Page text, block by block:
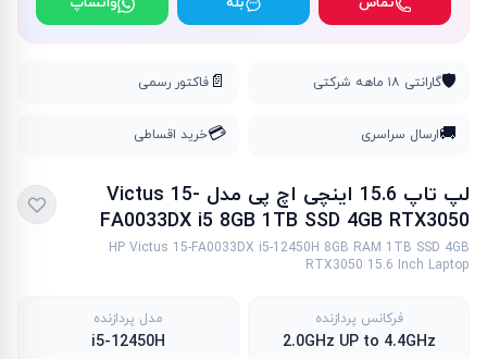
🛡️گارانتی ۱۸ ماهه شرکتی 📄 فاکتور رسمی
🚚ارسال سراسری 💳خرید اقساطی
لپ تاپ 15.6 اینچی اچ پی مدل Victus 15-
FA0033DX i5 8GB 1TB SSD 4GB RTX3050
HP Victus 15-FA0033DX i5-12450H 8GB RAM 1TB SSD 4GB
RTX3050 15.6 Inch Laptop
فرکانس پردازنده
2.0GHz UP to 4.4GHz
مدل پردازنده
i5-12450H